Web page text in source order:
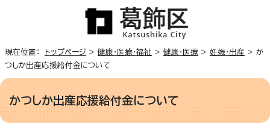
現在位置： トップページ > 健康・医療・福祉 > 健康・医療 > 妊娠・出産 > か
つしか出産応援給付金について
かつしか出産応援給付金について